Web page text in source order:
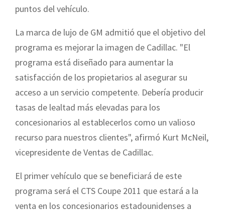
puntos del vehículo.
La marca de lujo de GM admitió que el objetivo del
programa es mejorar la imagen de Cadillac. "El
programa está diseñado para aumentar la
satisfacción de los propietarios al asegurar su
acceso a un servicio competente. Debería producir
tasas de lealtad más elevadas para los
concesionarios al establecerlos como un valioso
recurso para nuestros clientes", afirmó Kurt McNeil,
vicepresidente de Ventas de Cadillac.
El primer vehículo que se beneficiará de este
programa será el CTS Coupe 2011 que estará a la
venta en los concesionarios estadounidenses a